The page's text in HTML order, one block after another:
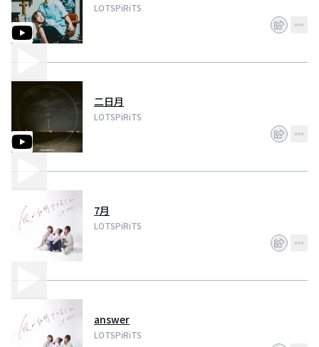
LOTSPiRiTS
二日月
LOTSPiRiTS
7月
LOTSPiRiTS
answer
LOTSPiRiTS